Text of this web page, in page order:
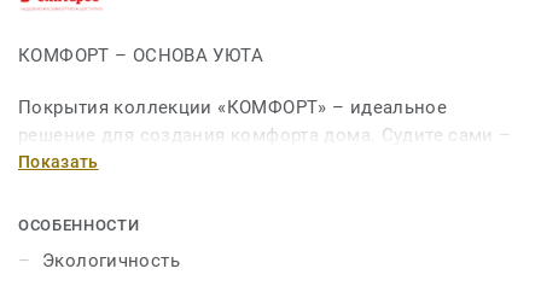
КОМФОРТ – ОСНОВА УЮТА
Покрытия коллекции «КОМФОРТ» – идеальное
решение для создания комфорта дома. Судите сами –
покрытие хорошо выглядит, не меняется в размерах с
коллекции абсолютно устойчивыми к разрывам,
популярных расцветок и широкая линейка ширин в
Показать
ОСОБЕННОСТИ
Экологичность